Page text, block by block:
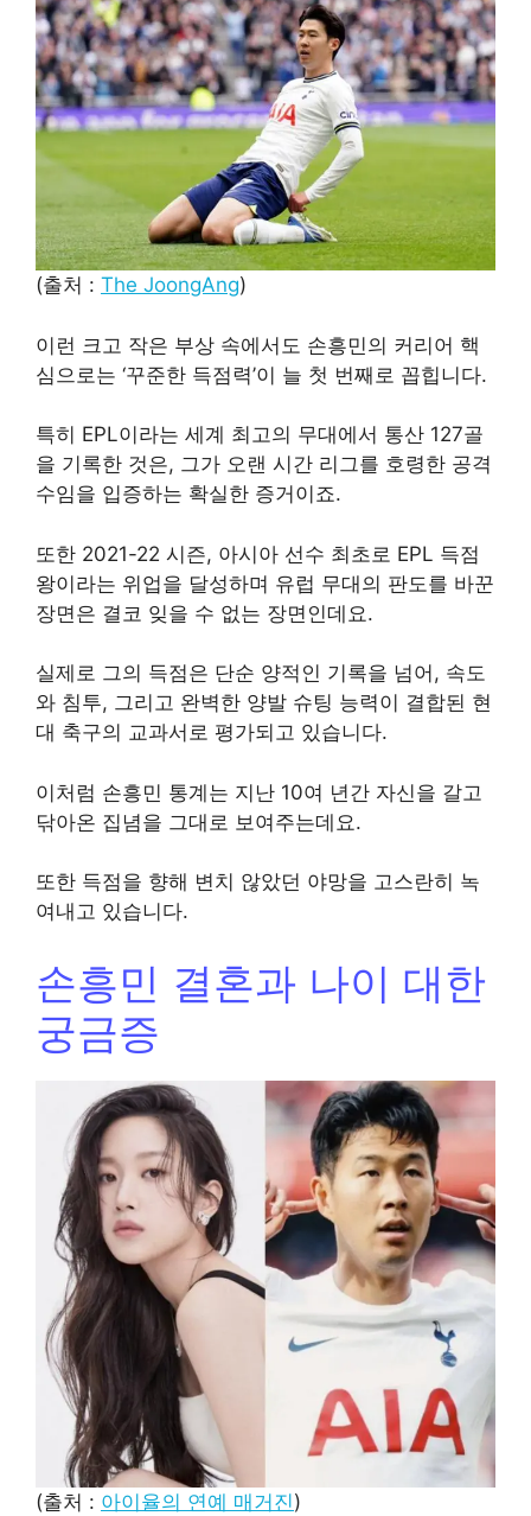
(출처 : The JoongAng)
이런 크고 작은 부상 속에서도 손흥민의 커리어 핵
심으로는 ‘꾸준한 득점력’이 늘 첫 번째로 꼽힙니다.
특히 EPL이라는 세계 최고의 무대에서 통산 127골
을 기록한 것은, 그가 오랜 시간 리그를 호령한 공격
수임을 입증하는 확실한 증거이죠.
또한 2021-22 시즌, 아시아 선수 최초로 EPL 득점
왕이라는 위업을 달성하며 유럽 무대의 판도를 바꾼
장면은 결코 잊을 수 없는 장면인데요.
실제로 그의 득점은 단순 양적인 기록을 넘어, 속도
와 침투, 그리고 완벽한 양발 슈팅 능력이 결합된 현
대 축구의 교과서로 평가되고 있습니다.
이처럼 손흥민 통계는 지난 10여 년간 자신을 갈고
닦아온 집념을 그대로 보여주는데요.
또한 득점을 향해 변치 않았던 야망을 고스란히 녹
여내고 있습니다.
손흥민 결혼과 나이 대한
궁금증
(출처 : 아이율의 연예 매거진)